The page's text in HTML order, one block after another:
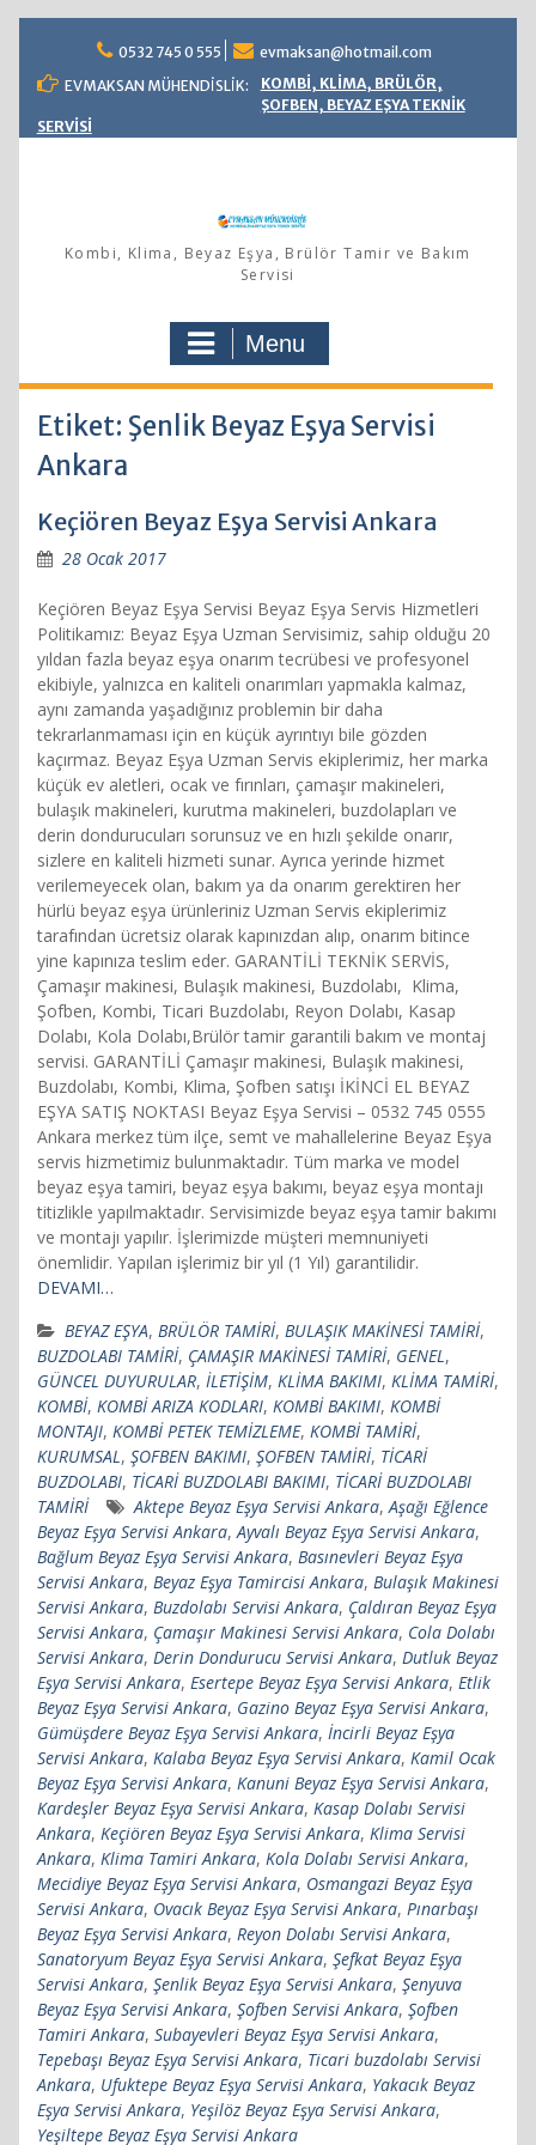
content
0532 745 0 555
evmaksan@hotmail.com
EVMAKSAN MÜHENDİSLİK:
KOMBİ, KLİMA, BRÜLÖR,
ŞOFBEN, BEYAZ EŞYA TEKNİK
SERVİSİ
Kombi, Klima, Beyaz Eşya, Brülör Tamir ve Bakım
Servisi
Menu
Etiket: Şenlik Beyaz Eşya Servisi
Ankara
Keçiören Beyaz Eşya Servisi Ankara
28 Ocak 2017
Keçiören Beyaz Eşya Servisi Beyaz Eşya Servis Hizmetleri
Politikamız: Beyaz Eşya Uzman Servisimiz, sahip olduğu 20
yıldan fazla beyaz eşya onarım tecrübesi ve profesyonel
ekibiyle, yalnızca en kaliteli onarımları yapmakla kalmaz,
aynı zamanda yaşadığınız problemin bir daha
tekrarlanmaması için en küçük ayrıntıyı bile gözden
kaçırmaz. Beyaz Eşya Uzman Servis ekiplerimiz, her marka
küçük ev aletleri, ocak ve fırınları, çamaşır makineleri,
bulaşık makineleri, kurutma makineleri, buzdolapları ve
derin dondurucuları sorunsuz ve en hızlı şekilde onarır,
sizlere en kaliteli hizmeti sunar. Ayrıca yerinde hizmet
verilemeyecek olan, bakım ya da onarım gerektiren her
hürlü beyaz eşya ürünleriniz Uzman Servis ekiplerimiz
tarafından ücretsiz olarak kapınızdan alıp, onarım bitince
yine kapınıza teslim eder. GARANTİLİ TEKNİK SERVİS,
Çamaşır makinesi, Bulaşık makinesi, Buzdolabı, Klima,
Şofben, Kombi, Ticari Buzdolabı, Reyon Dolabı, Kasap
Dolabı, Kola Dolabı,Brülör tamir garantili bakım ve montaj
servisi. GARANTİLİ Çamaşır makinesi, Bulaşık makinesi,
Buzdolabı, Kombi, Klima, Şofben satışı İKİNCİ EL BEYAZ
EŞYA SATIŞ NOKTASI Beyaz Eşya Servisi – 0532 745 0555
Ankara merkez tüm ilçe, semt ve mahallelerine Beyaz Eşya
servis hizmetimiz bulunmaktadır. Tüm marka ve model
beyaz eşya tamiri, beyaz eşya bakımı, beyaz eşya montajı
titizlikle yapılmaktadır. Servisimizde beyaz eşya tamir bakımı
ve montajı yapılır. İşlerimizde müşteri memnuniyeti
önemlidir. Yapılan işlerimiz bir yıl (1 Yıl) garantilidir.
DEVAMI…
BEYAZ EŞYA, BRÜLÖR TAMİRİ, BULAŞIK MAKİNESİ TAMİRİ,
BUZDOLABI TAMİRİ, ÇAMAŞIR MAKİNESİ TAMİRİ, GENEL,
GÜNCEL DUYURULAR, İLETİŞİM, KLİMA BAKIMI, KLİMA TAMİRİ,
KOMBİ, KOMBİ ARIZA KODLARI, KOMBİ BAKIMI, KOMBİ
MONTAJI, KOMBİ PETEK TEMİZLEME, KOMBİ TAMİRİ,
KURUMSAL, ŞOFBEN BAKIMI, ŞOFBEN TAMİRİ, TİCARİ
BUZDOLABI, TİCARİ BUZDOLABI BAKIMI, TİCARİ BUZDOLABI
TAMİRİ
Aktepe Beyaz Eşya Servisi Ankara,Aşağı Eğlence
Beyaz Eşya Servisi Ankara,Ayvalı Beyaz Eşya Servisi Ankara,
Bağlum Beyaz Eşya Servisi Ankara, Basınevleri Beyaz Eşya
Servisi Ankara, Beyaz Eşya Tamircisi Ankara, Bulaşık Makinesi
Servisi Ankara, Buzdolabı Servisi Ankara, Çaldıran Beyaz Eşya
Servisi Ankara, Çamaşır Makinesi Servisi Ankara, Cola Dolabı
Servisi Ankara, Derin Dondurucu Servisi Ankara, Dutluk Beyaz
Eşya Servisi Ankara, Esertepe Beyaz Eşya Servisi Ankara, Etlik
Beyaz Eşya Servisi Ankara, Gazino Beyaz Eşya Servisi Ankara,
Gümüşdere Beyaz Eşya Servisi Ankara, İncirli Beyaz Eşya
Servisi Ankara, Kalaba Beyaz Eşya Servisi Ankara, Kamil Ocak
Beyaz Eşya Servisi Ankara, Kanuni Beyaz Eşya Servisi Ankara,
Kardeşler Beyaz Eşya Servisi Ankara, Kasap Dolabı Servisi
Ankara, Keçiören Beyaz Eşya Servisi Ankara, Klima Servisi
Ankara, Klima Tamiri Ankara, Kola Dolabı Servisi Ankara,
Mecidiye Beyaz Eşya Servisi Ankara, Osmangazi Beyaz Eşya
Servisi Ankara, Ovacık Beyaz Eşya Servisi Ankara, Pınarbaşı
Beyaz Eşya Servisi Ankara, Reyon Dolabı Servisi Ankara,
Sanatoryum Beyaz Eşya Servisi Ankara, Şefkat Beyaz Eşya
Servisi Ankara, Şenlik Beyaz Eşya Servisi Ankara, Şenyuva
Beyaz Eşya Servisi Ankara, Şofben Servisi Ankara, Şofben
Tamiri Ankara, Subayevleri Beyaz Eşya Servisi Ankara,
Tepebaşı Beyaz Eşya Servisi Ankara, Ticari buzdolabı Servisi
Ankara, Ufuktepe Beyaz Eşya Servisi Ankara, Yakacık Beyaz
Eşya Servisi Ankara, Yeşilöz Beyaz Eşya Servisi Ankara,
Yeşiltepe Beyaz Eşya Servisi Ankara